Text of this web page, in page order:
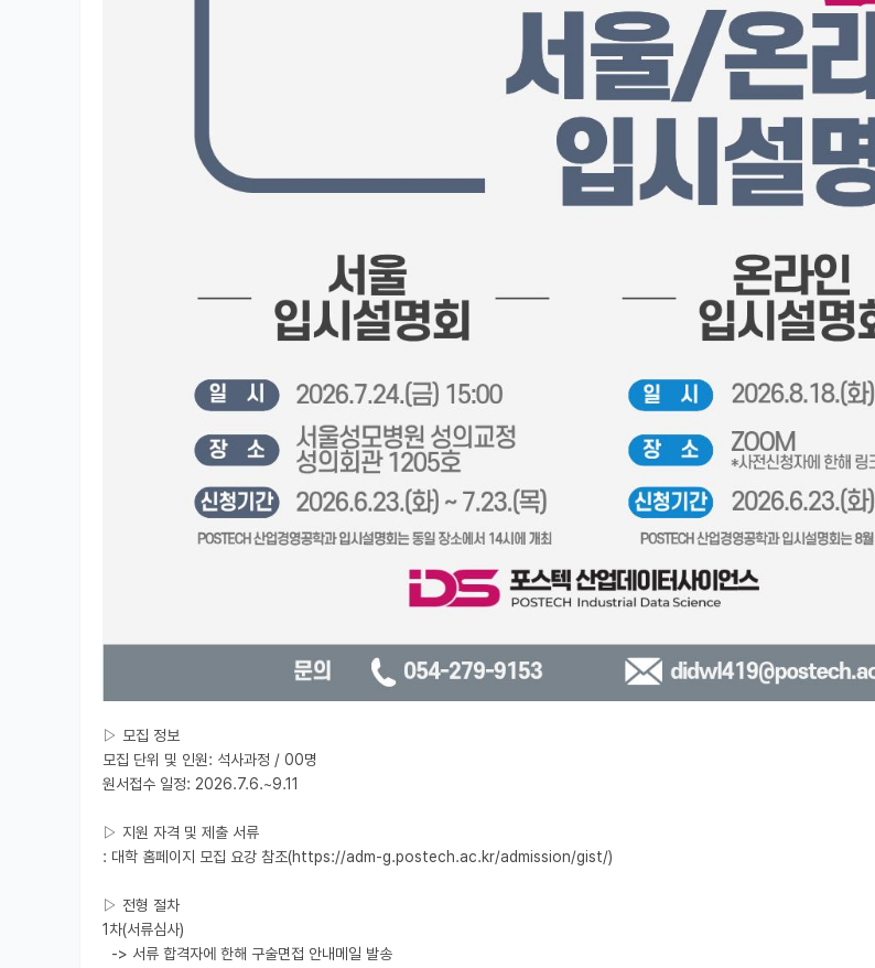
▷ 모집 정보
모집 단위 및 인원: 석사과정 / 00명
원서접수 일정: 2026.7.6.~9.11
▷ 지원 자격 및 제출 서류
: 대학 홈페이지 모집 요강 참조(https://adm-g.postech.ac.kr/admission/gist/)
▷ 전형 절차
1차(서류심사)